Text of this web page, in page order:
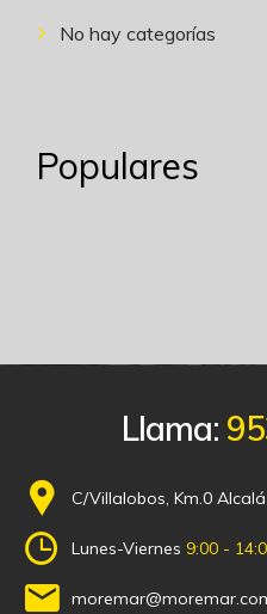
No hay categorías
Populares
Llama:
C/Villalobos, Km.0
Lunes-Viernes 9:00 -